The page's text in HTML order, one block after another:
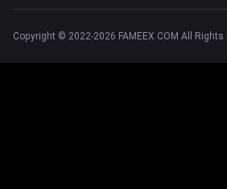
Copyright © 2022-2026 FAMEEX.COM All Rights